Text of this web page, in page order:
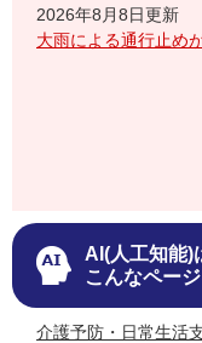
2026年8月8日更新
大雨による通行止め
AI(人工知能)
こんなペー
介護予防・日常生活